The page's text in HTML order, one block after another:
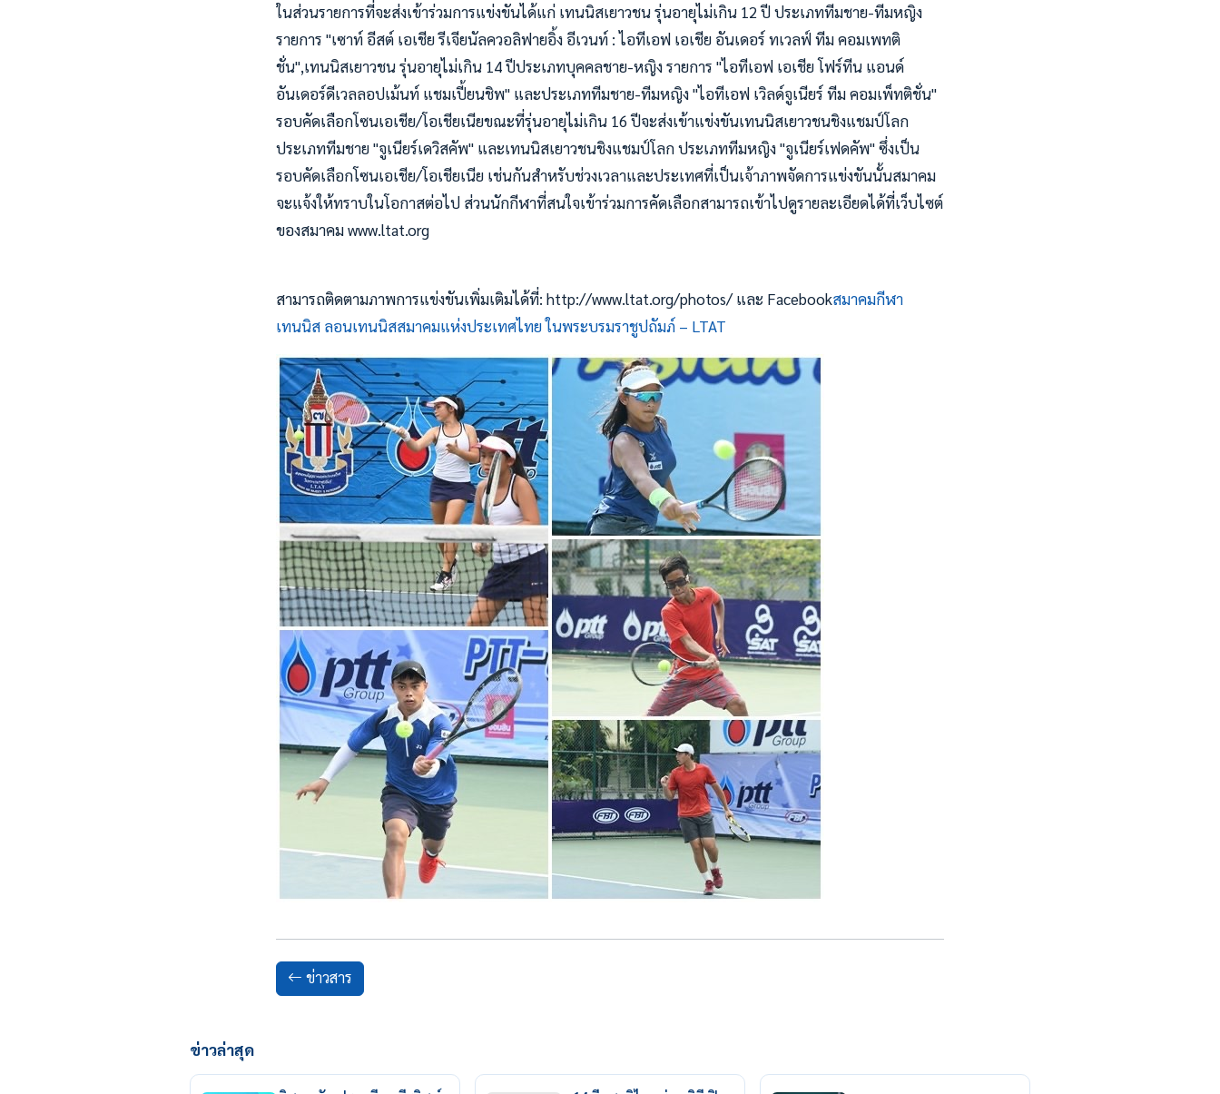
ในส่วนรายการที่จะส่งเข้าร่วมการแข่งขันได้แก่ เทนนิสเยาวชน รุ่นอายุไม่เกิน 12 ปี ประเภททีมชาย-ทีมหญิง
รายการ "เซาท์ อีสต์ เอเชีย รีเจียนัลควอลิฟายอิ้ง อีเวนท์ : ไอทีเอฟ เอเชีย อันเดอร์ ทเวลฟ์ ทีม คอมเพทติ
ชั่น",เทนนิสเยาวชน รุ่นอายุไม่เกิน 14 ปีประเภทบุคคลชาย-หญิง รายการ "ไอทีเอฟ เอเชีย โฟร์ทีน แอนด์
อันเดอร์ดีเวลลอปเม้นท์ แชมเปี้ยนชิพ" และประเภททีมชาย-ทีมหญิง "ไอทีเอฟ เวิลด์จูเนียร์ ทีม คอมเพ็ทติชั่น"
รอบคัดเลือกโซนเอเชีย/โอเชียเนียขณะที่รุ่นอายุไม่เกิน 16 ปีจะส่งเข้าแข่งขันเทนนิสเยาวชนชิงแชมป์โลก
ประเภททีมชาย "จูเนียร์เดวิสคัพ" และเทนนิสเยาวชนชิงแชมป์โลก ประเภททีมหญิง "จูเนียร์เฟดคัพ" ซึ่งเป็น
รอบคัดเลือกโซนเอเชีย/โอเชียเนีย เช่นกันสำหรับช่วงเวลาและประเทศที่เป็นเจ้าภาพจัดการแข่งขันนั้นสมาคม
จะแจ้งให้ทราบในโอกาสต่อไป ส่วนนักกีฬาที่สนใจเข้าร่วมการคัดเลือกสามารถเข้าไปดูรายละเอียดได้ที่เว็บไซต์
ของสมาคม www.ltat.org
สามารถติดตามภาพการแข่งขันเพิ่มเติมได้ที่: http://www.ltat.org/photos/ และ Facebookสมาคมกีฬา
เทนนิส ลอนเทนนิสสมาคมแห่งประเทศไทย ในพระบรมราชูปถัมภ์ – LTAT
ข่าวสาร
ข่าวล่าสุด